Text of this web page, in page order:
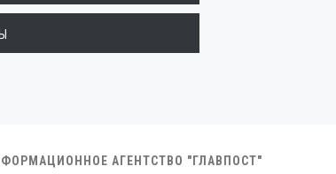
АГЕНТСТВО "ГЛАВПОСТ"